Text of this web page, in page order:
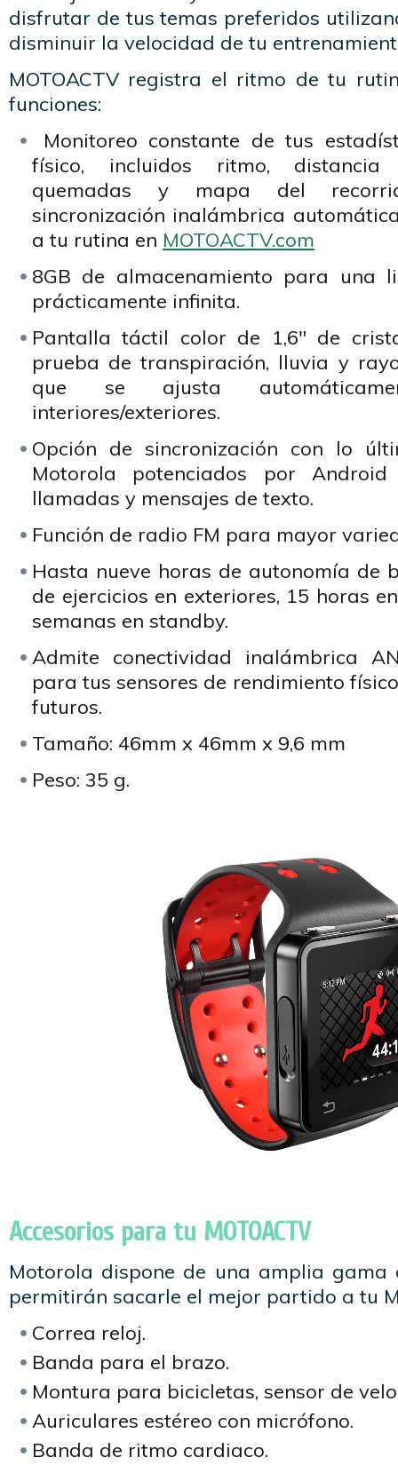
disfrutar de tus temas preferidos
disminuir la velocidad de tu
MOTOACTV registra el ritmo de tu
funciones:
Monitoreo constante de tus
físico, incluidos ritmo, distancia
quemadas y mapa del
sincronización inalámbrica
a tu rutina en MOTOACTV.com
8GB de almacenamiento para una
prácticamente infinita.
Pantalla táctil color de 1,6″ de
prueba de transpiración, lluvia y
que se ajusta
interiores/exteriores.
Opción de sincronización con lo
Motorola potenciados por
llamadas y mensajes de texto.
Función de radio FM para mayor
Hasta nueve horas de autonomía de
de ejercicios en exteriores, 15 horas
semanas en standby.
Admite conectividad inalámbrica
para tus sensores de rendimiento
futuros.
Tamaño: 46mm x 46mm x 9,6 mm
Peso: 35 g.
Accesorios para tu MOTOACTV
Motorola dispone de una amplia gama
permitirán sacarle el mejor partido a tu
Correa reloj.
Banda para el brazo.
Montura para bicicletas, sensor de
Auriculares estéreo con micrófono.
Banda de ritmo cardiaco.